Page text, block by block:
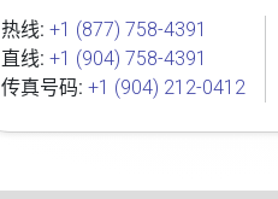
热线: +1 (877) 758-4391
直线: +1 (904) 758-4391
传真号码: +1 (904) 212-0412